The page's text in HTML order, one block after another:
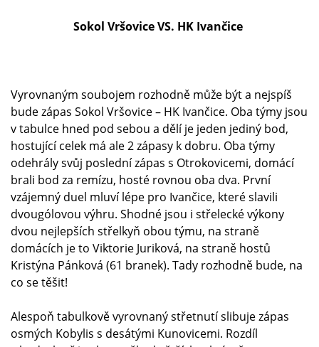
Sokol Vršovice VS. HK Ivančice
Vyrovnaným soubojem rozhodně může být a nejspíš
bude zápas Sokol Vršovice – HK Ivančice. Oba týmy jsou
v tabulce hned pod sebou a dělí je jeden jediný bod,
hostující celek má ale 2 zápasy k dobru. Oba týmy
odehrály svůj poslední zápas s Otrokovicemi, domácí
brali bod za remízu, hosté rovnou oba dva. První
vzájemný duel mluví lépe pro Ivančice, které slavili
dvougólovou výhru. Shodné jsou i střelecké výkony
dvou nejlepších střelkyň obou týmu, na straně
domácích je to Viktorie Juriková, na straně hostů
Kristýna Pánková (61 branek). Tady rozhodně bude, na
co se těšit!
Alespoň tabulkově vyrovnaný střetnutí slibuje zápas
osmých Kobylis s desátými Kunovicemi. Rozdíl